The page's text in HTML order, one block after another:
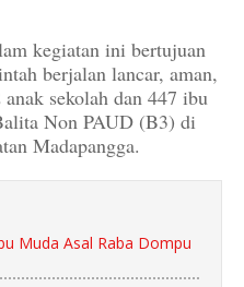
kegiatan ini bertujuan
berjalan lancar, aman,
sekolah dan 447 ibu
Non PAUD (B3) di
Madapangga.
Muda Asal Raba Dompu